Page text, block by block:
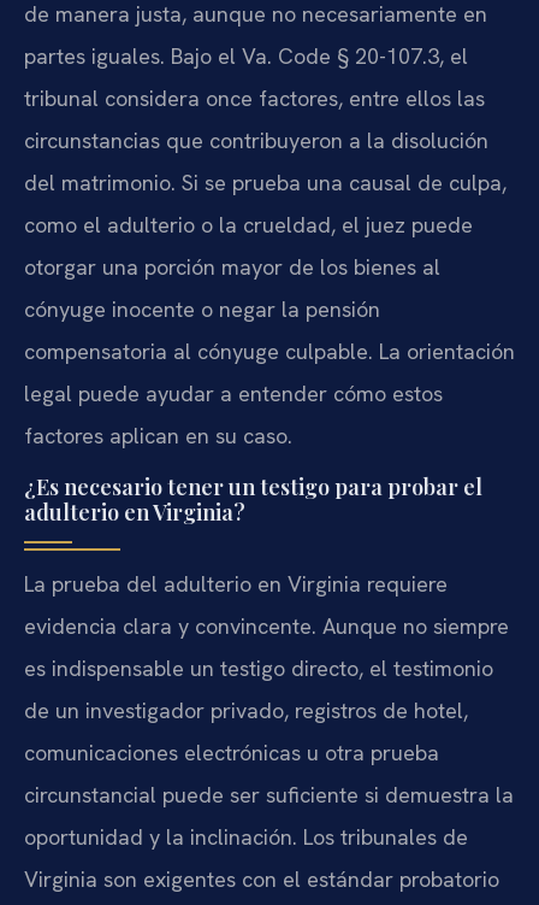
de manera justa, aunque no necesariamente en
partes iguales. Bajo el Va. Code § 20-107.3, el
tribunal considera once factores, entre ellos las
circunstancias que contribuyeron a la disolución
del matrimonio. Si se prueba una causal de culpa,
como el adulterio o la crueldad, el juez puede
otorgar una porción mayor de los bienes al
cónyuge inocente o negar la pensión
compensatoria al cónyuge culpable. La orientación
legal puede ayudar a entender cómo estos
factores aplican en su caso.
¿Es necesario tener un testigo para probar el
adulterio en Virginia?
La prueba del adulterio en Virginia requiere
evidencia clara y convincente. Aunque no siempre
es indispensable un testigo directo, el testimonio
de un investigador privado, registros de hotel,
comunicaciones electrónicas u otra prueba
circunstancial puede ser suficiente si demuestra la
oportunidad y la inclinación. Los tribunales de
Virginia son exigentes con el estándar probatorio